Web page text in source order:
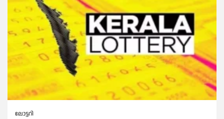
ലോട്ടറി